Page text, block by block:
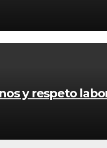
y respeto